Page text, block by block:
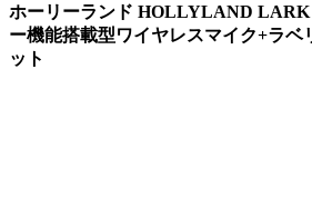
ホーリーランド HOLLYLAND
ー機能搭載型ワイヤレスマイク+ラベ
ット